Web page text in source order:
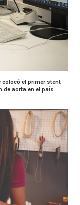
el primer stent
de aorta en el país